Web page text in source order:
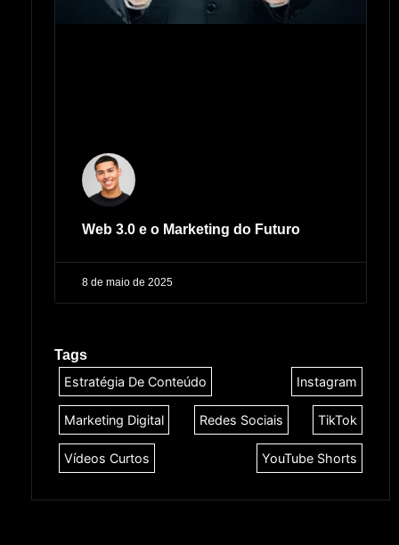
Web 3.0 e o Marketing do Futuro
8 de maio de 2025
Tags
Estratégia De Conteúdo
Instagram
Marketing Digital Redes Sociais TikTok
Vídeos Curtos YouTube Shorts